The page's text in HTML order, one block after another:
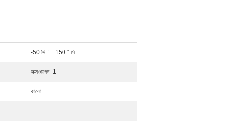
-50 সি ° + 150 ° সি
ভক্সওয়াগন -1
কালো